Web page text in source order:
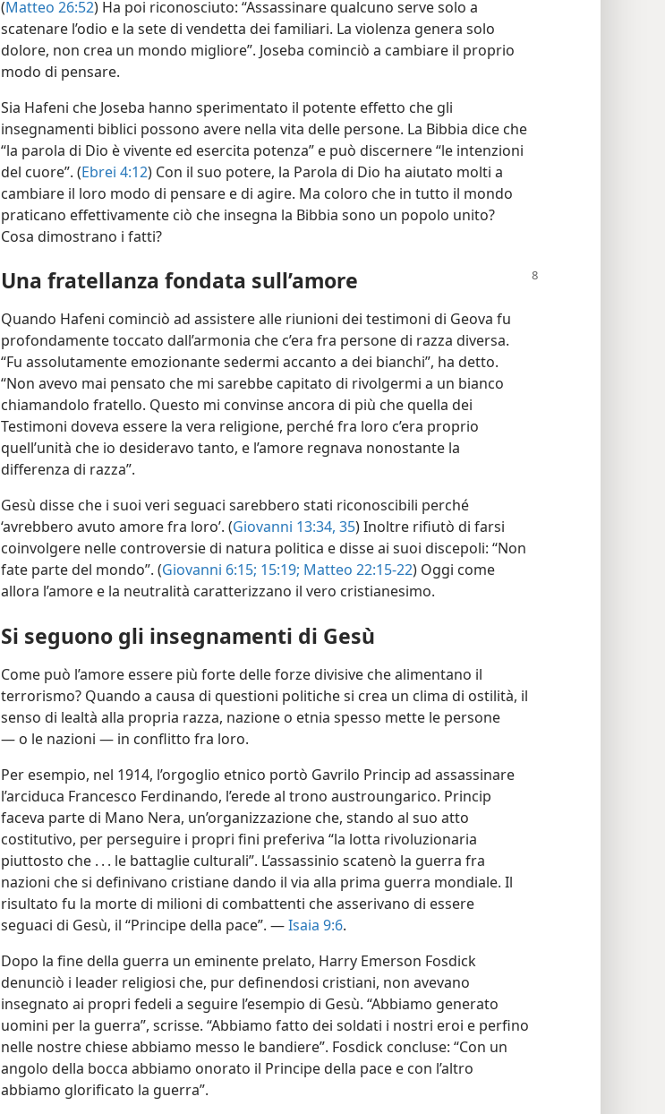
(Matteo 26:52) Ha poi riconosciuto: “Assassinare qualcuno serve solo a
scatenare l’odio e la sete di vendetta dei familiari. La violenza genera solo
dolore, non crea un mondo migliore”. Joseba cominciò a cambiare il proprio
modo di pensare.
Sia Hafeni che Joseba hanno sperimentato il potente effetto che gli
insegnamenti biblici possono avere nella vita delle persone. La Bibbia dice che
“la parola di Dio è vivente ed esercita potenza” e può discernere “le intenzioni
del cuore”. (Ebrei 4:12) Con il suo potere, la Parola di Dio ha aiutato molti a
cambiare il loro modo di pensare e di agire. Ma coloro che in tutto il mondo
praticano effettivamente ciò che insegna la Bibbia sono un popolo unito?
Cosa dimostrano i fatti?
Una fratellanza fondata sull’amore
Quando Hafeni cominciò ad assistere alle riunioni dei testimoni di Geova fu
profondamente toccato dall’armonia che c’era fra persone di razza diversa.
“Fu assolutamente emozionante sedermi accanto a dei bianchi”, ha detto.
“Non avevo mai pensato che mi sarebbe capitato di rivolgermi a un bianco
chiamandolo fratello. Questo mi convinse ancora di più che quella dei
Testimoni doveva essere la vera religione, perché fra loro c’era proprio
quell’unità che io desideravo tanto, e l’amore regnava nonostante la
differenza di razza”.
Gesù disse che i suoi veri seguaci sarebbero stati riconoscibili perché
‘avrebbero avuto amore fra loro’. (Giovanni 13:34, 35) Inoltre rifiutò di farsi
coinvolgere nelle controversie di natura politica e disse ai suoi discepoli: “Non
fate parte del mondo”. (Giovanni 6:15; 15:19; Matteo 22:15-22) Oggi come
allora l’amore e la neutralità caratterizzano il vero cristianesimo.
Si seguono gli insegnamenti di Gesù
Come può l’amore essere più forte delle forze divisive che alimentano il
terrorismo? Quando a causa di questioni politiche si crea un clima di ostilità, il
senso di lealtà alla propria razza, nazione o etnia spesso mette le persone
— o le nazioni — in conflitto fra loro.
Per esempio, nel 1914, l’orgoglio etnico portò Gavrilo Princip ad assassinare
l’arciduca Francesco Ferdinando, l’erede al trono austroungarico. Princip
faceva parte di Mano Nera, un’organizzazione che, stando al suo atto
costitutivo, per perseguire i propri fini preferiva “la lotta rivoluzionaria
piuttosto che . . . le battaglie culturali”. L’assassinio scatenò la guerra fra
nazioni che si definivano cristiane dando il via alla prima guerra mondiale. Il
risultato fu la morte di milioni di combattenti che asserivano di essere
seguaci di Gesù, il “Principe della pace”. —Isaia 9:6.
Dopo la fine della guerra un eminente prelato, Harry Emerson Fosdick
denunciò i leader religiosi che, pur definendosi cristiani, non avevano
insegnato ai propri fedeli a seguire l’esempio di Gesù. “Abbiamo generato
uomini per la guerra”, scrisse. “Abbiamo fatto dei soldati i nostri eroi e perfino
nelle nostre chiese abbiamo messo le bandiere”. Fosdick concluse: “Con un
angolo della bocca abbiamo onorato il Principe della pace e con l’altro
abbiamo glorificato la guerra”.